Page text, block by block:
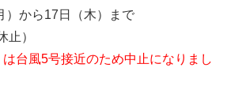
）から17日（木）まで
止）
台風5号接近のため中止になりまし